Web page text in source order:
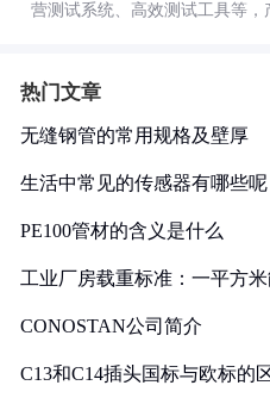
营测试系统、高效测试工具等，
热门文章
无缝钢管的常用规格及壁厚
生活中常见的传感器有哪些呢
PE100管材的含义是什么
工业厂房载重标准：一平方
CONOSTAN公司简介
C13和C14插头国标与欧标的